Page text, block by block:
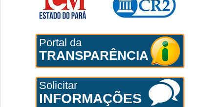
Portal da
TRANSPARÊNCIA
Solicitar
INFORMAÇÕES